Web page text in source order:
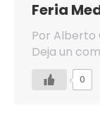
Feria
Por Alberto
Deja un
0